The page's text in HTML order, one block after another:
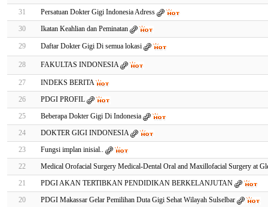
31
Persatuan Dokter Gigi Indonesia Adress
30
Ikatan Keahlian dan Peminatan
29 Daftar Dokter Gigi Di semua lokasi
28 FAKULTAS INDONESIA
27
INDEKS BERITA
26
PDGI PROFIL
25
Beberapa Dokter Gigi Di Indonesia
24
DOKTER GIGI INDONESIA
23
Fungsi implan inisial..
22
Medical Orofacial Surgery Medical-Dental Oral and Maxillofacial Surgery at
21
PDGI AKAN TERTIBKAN PENDIDIKAN BERKELANJUTAN
20
PDGI Makassar Gelar Pemilihan Duta Gigi Sehat Wilayah Sulselbar